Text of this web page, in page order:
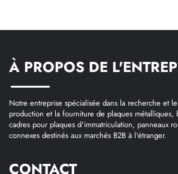
À PROPOS DE
Notre entreprise spécialisée dans la recherche et
production et la fourniture de plaques métalliques,
cadres pour plaques d'immatriculation, panneaux
connexes destinés aux marchés B2B à l'étranger.
CONTACT